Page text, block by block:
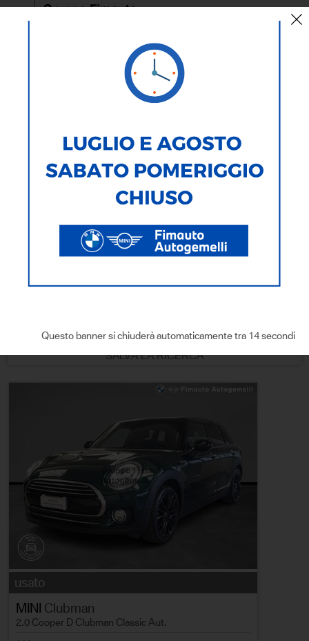
Questo banner si chiuderà automaticamente tra 13 secondi
AUTO
MOTO
TIPOLOGIA MARCA
ALIMENTAZIONE
CARROZZERIA
Ricerca testuale
Ricerca avanzata
SALVA LA RICERCA
usato
MINI Clubman
2.0 Cooper D Clubman Classic Aut.